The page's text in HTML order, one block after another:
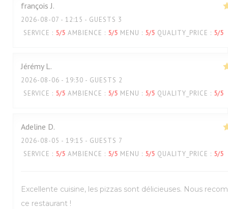
françois J
2026-08-07 - 12:15 - GUESTS 3
SERVICE : 5/5 AMBIENCE : 5/5 MENU : 5/5 QUALITY_PRICE : 5/5
Jérémy L
2026-08-06 - 19:30 - GUESTS 2
SERVICE : 5/5 AMBIENCE : 5/5 MENU : 5/5 QUALITY_PRICE : 5/5
Adeline D
2026-08-05 - 19:15 - GUESTS 7
SERVICE : 5/5 AMBIENCE : 5/5 MENU : 5/5 QUALITY_PRICE : 5/5
Excellente cuisine, les pizzas sont délicieuses. Nous
ce restaurant !